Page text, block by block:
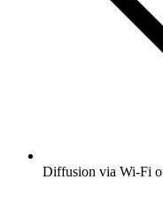
Diffusion via Wi-Fi